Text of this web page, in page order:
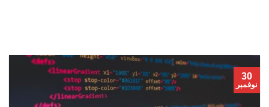
30
نوفمبر